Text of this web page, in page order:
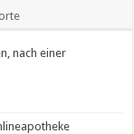
nach einer